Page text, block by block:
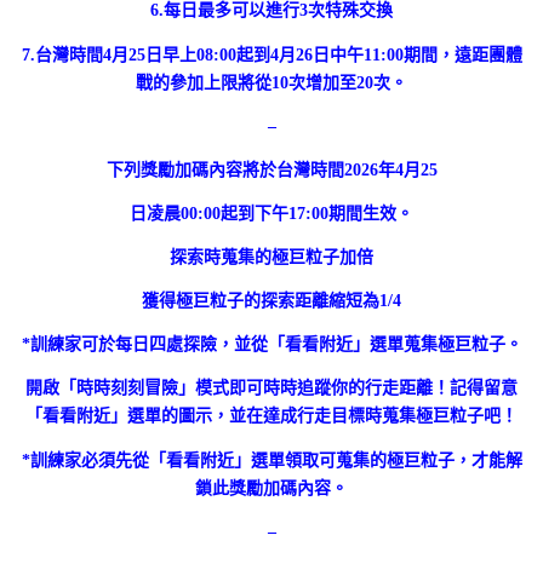
6.每日最多可以進行3次特殊交換
7.台灣時間4月25日早上08:00起到4月26日中午11:00期間，遠距團體
戰的參加上限將從10次增加至20次。
–
下列獎勵加碼內容將於台灣時間2026年4月25
日凌晨00:00起到下午17:00期間生效。
探索時蒐集的極巨粒子加倍
獲得極巨粒子的探索距離縮短為1/4
*訓練家可於每日四處探險，並從「看看附近」選單蒐集極巨粒子。
開啟「時時刻刻冒險」模式即可時時追蹤你的行走距離！記得留意
「看看附近」選單的圖示，並在達成行走目標時蒐集極巨粒子吧！
*訓練家必須先從「看看附近」選單領取可蒐集的極巨粒子，才能解
鎖此獎勵加碼內容。
–